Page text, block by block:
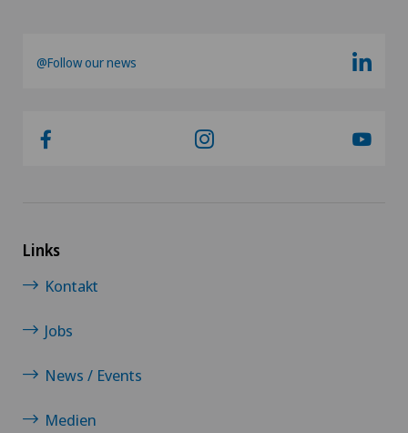
@Follow our news
Links
Kontakt
Jobs
News / Events
Medien